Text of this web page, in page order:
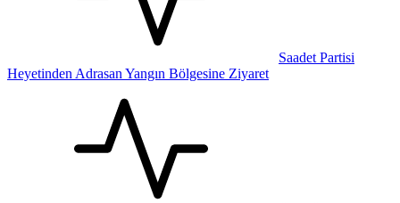
Saadet Partisi
Heyetinden Adrasan Yangın Bölgesine Ziyaret